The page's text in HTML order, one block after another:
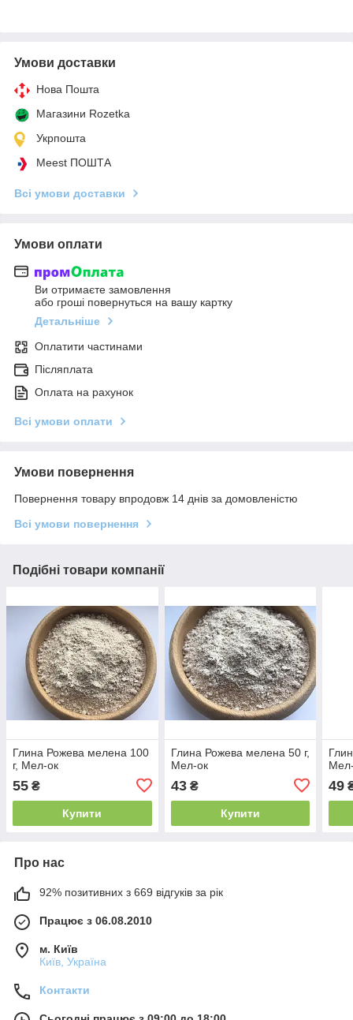
Умови доставки
Нова Пошта
Магазини Rozetka
Укрпошта
Meest ПОШТА
Всі умови доставки
Умови оплати
Ви отримаєте замовлення
або гроші повернуться на вашу картку
Детальніше
Оплатити частинами
Післяплата
Оплата на рахунок
Всі умови оплати
Умови повернення
Повернення товару впродовж 14 днів за домовленістю
Всі умови повернення
Подібні товари компанії
Глина Рожева мелена 100
г, Мел-ок
55 ₴
Купити
Глина Рожева мелена 50 г,
Мел-ок
43₴
Купити
49
Про нас
92% позитивних з 669 відгуків за рік
Працює з 06.08.2010
м. Київ
Київ, Україна
Контакти